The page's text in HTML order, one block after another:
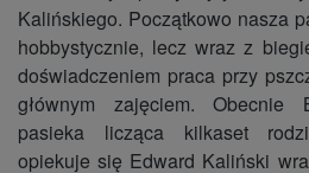
Kalińskiego. Początkowo nasza
hobbystycznie, lecz wraz z
doświadczeniem praca przy
głównym zajęciem. Obecnie
pasieka licząca kilkaset
opiekuje się Edward Kaliński